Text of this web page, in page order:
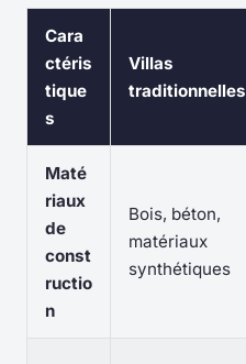
Cara
ctéris
tique
s
Villas
traditionnelles
Maté
riaux
de
const
ructio
n
Bois, béton,
matériaux
synthétiques